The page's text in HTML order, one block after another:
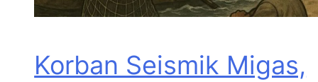
Korban Seismik Migas,